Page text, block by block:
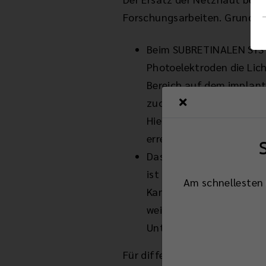
Forschungsarbeiten.
Beim SUBRETINALEN
Photoelektroden die
Bereich auf dem
zuordnen.
Hier liegt auch die
erreicht werden.
Das EPIRETINALE
ist hier allein mit dem
Kamera nimmt das Bild
weitere Reizleitung
Unterscheiden von
Für differenzierte
Am